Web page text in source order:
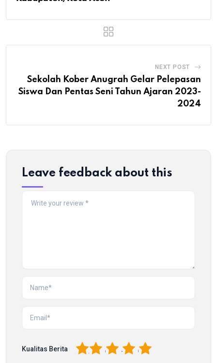
NEXT POST
Sekolah Kober Anugrah Gelar Pelepasan
Siswa Dan Pentas Seni Tahun Ajaran 2023-
2024
Leave feedback about this
Kualitas Berita 5
4
3
2